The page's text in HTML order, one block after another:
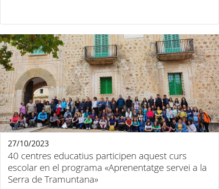
40 centres educatius participen aquest curs
escolar en el programa «Aprenentatge servei a la
Serra de Tramuntana»
27/10/2023